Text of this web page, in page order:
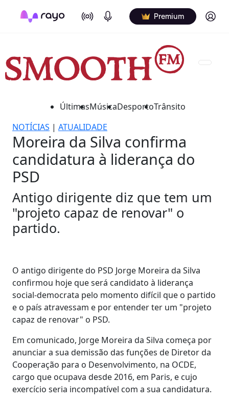
On Air Podcasts Premium Log in
ÚltimasMúsicaDesportoTrânsito
NOTÍCIAS | ATUALIDADE
Moreira da Silva confirma
candidatura à liderança do
PSD
Antigo dirigente diz que tem um
"projeto capaz de renovar" o
partido.
O antigo dirigente do PSD Jorge Moreira da Silva
confirmou hoje que será candidato à liderança
social-democrata pelo momento difícil que o partido
e o país atravessam e por entender ter um "projeto
capaz de renovar" o PSD.
Em comunicado, Jorge Moreira da Silva começa por
anunciar a sua demissão das funções de Diretor da
Cooperação para o Desenvolvimento, na OCDE,
cargo que ocupava desde 2016, em Paris, e cujo
exercício seria incompatível com a sua candidatura.